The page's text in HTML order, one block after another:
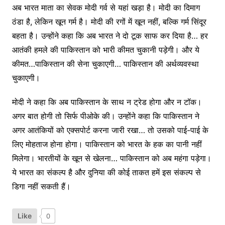
अब भारत माता का सेवक मोदी गर्व से यहां खड़ा है। मोदी का दिमाग
ठंडा है, लेकिन खून गर्म है। मोदी की रगों में खून नहीं, बल्कि गर्म सिंदूर
बहता है। उन्होंने कहा कि अब भारत ने दो टूक साफ कर दिया है… हर
आतंकी हमले की पाकिस्तान को भारी कीमत चुकानी पड़ेगी। और ये
कीमत…पाकिस्तान की सेना चुकाएगी… पाकिस्तान की अर्थव्यवस्था
चुकाएगी।
मोदी ने कहा कि अब पाकिस्तान के साथ न ट्रेड होगा और न टॉक।
अगर बात होगी तो सिर्फ पीओके की। उन्होंने कहा कि पाकिस्तान ने
अगर आतंकियों को एक्सपोर्ट करना जारी रखा… तो उसको पाई-पाई के
लिए मोहताज होना होगा। पाकिस्तान को भारत के हक का पानी नहीं
मिलेगा। भारतीयों के खून से खेलना… पाकिस्तान को अब महंगा पड़ेगा।
ये भारत का संकल्प है और दुनिया की कोई ताकत हमें इस संकल्प से
डिगा नहीं सकती हैं।
Like 0